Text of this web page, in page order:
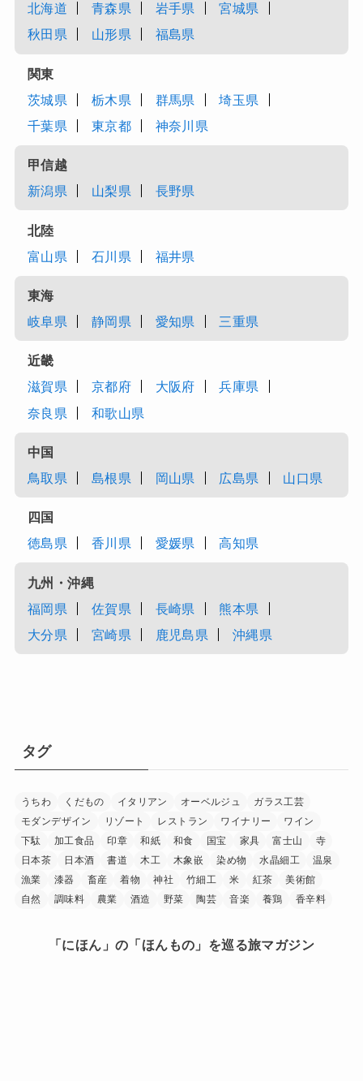
北海道
青森県 岩手県
宮城県
秋田県
山形県 福島県
関東
茨城県
栃木県 群馬県
埼玉県
千葉県
東京都 神奈川県
甲信越
新潟県
山梨県 長野県
北陸
富山県
石川県 福井県
東海
岐阜県
静岡県 愛知県 三重県
近畿
滋賀県
京都府 大阪府
兵庫県
奈良県
和歌山県
中国
鳥取県
島根県 岡山県 広島県 山口県
四国
徳島県
香川県 愛媛県 高知県
九州・沖縄
福岡県
佐賀県 長崎県
熊本県
大分県
宮崎県 鹿児島県 沖縄県
タグ
うちわ くだもの イタリアン オーベルジュ
ガラス工芸
モダンデザイン
リゾート レストラン ワイナリー
ワイン
下駄
加工食品 印章 和紙 和食 国宝 家具 富士山
寺
日本茶
日本酒 書道 木工 木象嵌 染め物 水晶細工
温泉
漁業
漆器 畜産 着物 神社 竹細工 米 紅茶
美術館
自然
調味料 農業 酒造 野菜 陶芸 音楽 養鶏 香辛料
「にほん」の「ほんもの」を巡る旅マガジン